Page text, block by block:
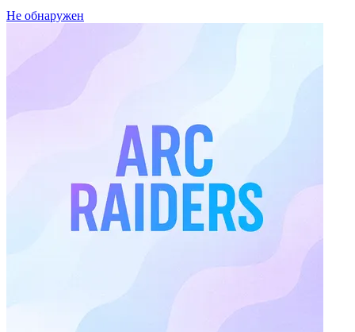
Не обнаружен